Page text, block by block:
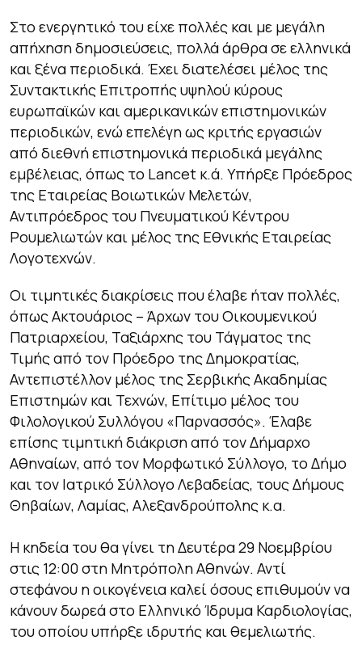
Στο ενεργητικό του είχε πολλές και με μεγάλη
απήχηση δηµοσιεύσεις, πολλά άρθρα σε ελληνικά
και ξένα περιοδικά. Έχει διατελέσει µέλος της
Συντακτικής Επιτροπής υψηλού κύρους
ευρωπαϊκών και αµερικανικών επιστημονικών
περιοδικών, ενώ επελέγη ως κριτής εργασιών
από διεθνή επιστημονικά περιοδικά µεγάλης
εµβέλειας, όπως το Lancet κ.ά. Υπήρξε Πρόεδρος
της Εταιρείας Βοιωτικών Μελετών,
Αντιπρόεδρος του Πνευματικού Κέντρου
Ρουµελιωτών και μέλος της Εθνικής Εταιρείας
Λογοτεχνών.
Οι τιµητικές διακρίσεις που έλαβε ήταν πολλές,
όπως Ακτουάριος – Άρχων του Οικουµενικού
Πατριαρχείου, Ταξιάρχης του Τάγµατος της
Τιµής από τον Πρόεδρο της Δηµοκρατίας,
Αντεπιστέλλον µέλος της Σερβικής Ακαδηµίας
Επιστηµών και Τεχνών, Επίτιµο µέλος του
Φιλολογικού Συλλόγου «Παρνασσός». Έλαβε
επίσης τιµητική διάκριση από τον Δήµαρχο
Αθηναίων, από τον Μορφωτικό Σύλλογο, το Δήµο
και τον Ιατρικό Σύλλογο Λεβαδείας, τους Δήµους
Θηβαίων, Λαµίας, Αλεξανδρούπολης κ.α.
Η κηδεία του θα γίνει τη Δευτέρα 29 Νοεμβρίου
στις 12:00 στη Μητρόπολη Αθηνών. Αντί
στεφάνου η οικογένεια καλεί όσους επιθυμούν να
κάνουν δωρεά στο Ελληνικό Ίδρυμα Καρδιολογίας,
του οποίου υπήρξε ιδρυτής και θεμελιωτής.